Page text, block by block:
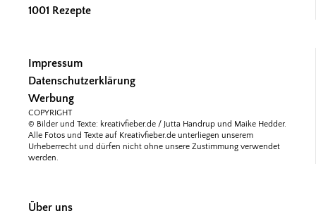
1001 Rezepte
Impressum
Datenschutzerklärung
Werbung
COPYRIGHT
© Bilder und Texte: kreativfieber.de / Jutta Handrup und Maike Hedder.
Alle Fotos und Texte auf Kreativfieber.de unterliegen unserem
Urheberrecht und dürfen nicht ohne unsere Zustimmung verwendet
werden.
Über uns